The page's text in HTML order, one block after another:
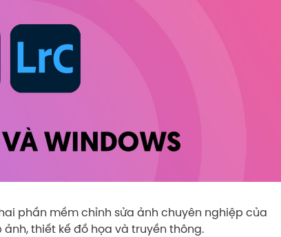
phần mềm chỉnh sửa ảnh chuyên nghiệp của
thiết kế đồ họa và truyền thông.